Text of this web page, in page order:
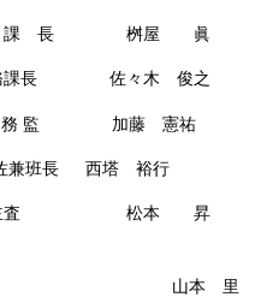
桝屋 眞
々木 俊之
加藤 憲祐
兼班長 西塔 裕行
松本 昇
里